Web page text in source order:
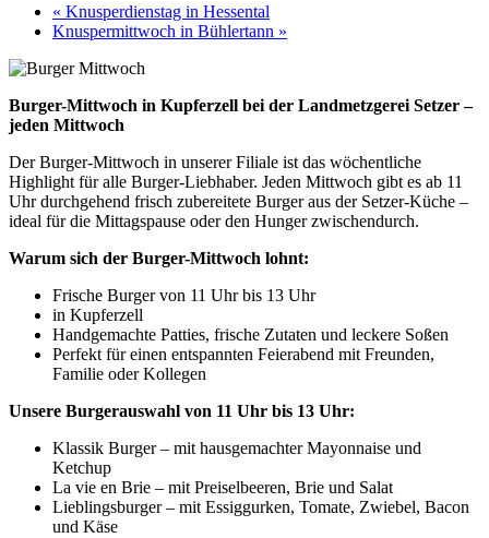
« Knusperdienstag in Hessental
Knuspermittwoch in Bühlertann »
Burger-Mittwoch in Kupferzell bei der Landmetzgerei Setzer –
jeden Mittwoch
Der Burger-Mittwoch in unserer Filiale ist das wöchentliche
Highlight für alle Burger-Liebhaber. Jeden Mittwoch gibt es ab 11
Uhr durchgehend frisch zubereitete Burger aus der Setzer-Küche –
ideal für die Mittagspause oder den Hunger zwischendurch.
Warum sich der Burger-Mittwoch lohnt:
Frische Burger von 11 Uhr bis 13 Uhr
in Kupferzell
Handgemachte Patties, frische Zutaten und leckere Soßen
Perfekt für einen entspannten Feierabend mit Freunden,
Familie oder Kollegen
Unsere Burgerauswahl von 11 Uhr bis 13 Uhr:
Klassik Burger – mit hausgemachter Mayonnaise und
Ketchup
La vie en Brie – mit Preiselbeeren, Brie und Salat
Lieblingsburger – mit Essiggurken, Tomate, Zwiebel, Bacon
und Käse